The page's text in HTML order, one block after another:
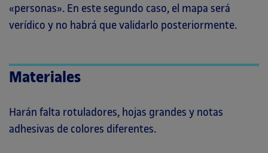
«personas». En este segundo caso, el mapa será
verídico y no habrá que validarlo posteriormente.
Materiales
Harán falta rotuladores, hojas grandes y notas
adhesivas de colores diferentes.